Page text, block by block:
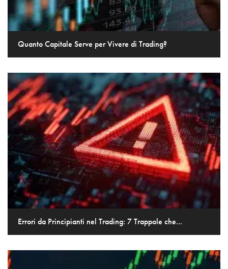
Quanto Capitale Serve per Vivere di Trading?
Errori da Principianti nel Trading: 7 Trappole che...